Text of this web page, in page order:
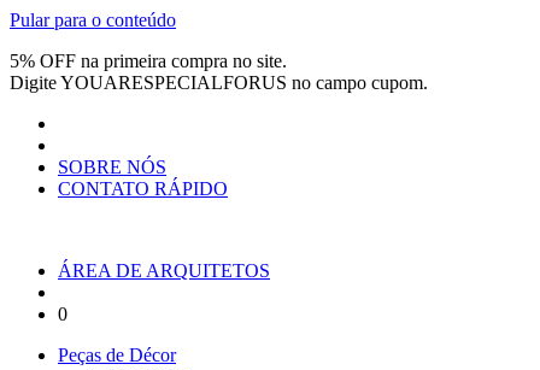
Pular para o conteúdo
5% OFF na primeira compra no site.
DigiteYOUARESPECIALFORUS no campo cupom.
SOBRE NÓS
CONTATO RÁPIDO
ÁREA DE ARQUITETOS
0
Peças de Décor